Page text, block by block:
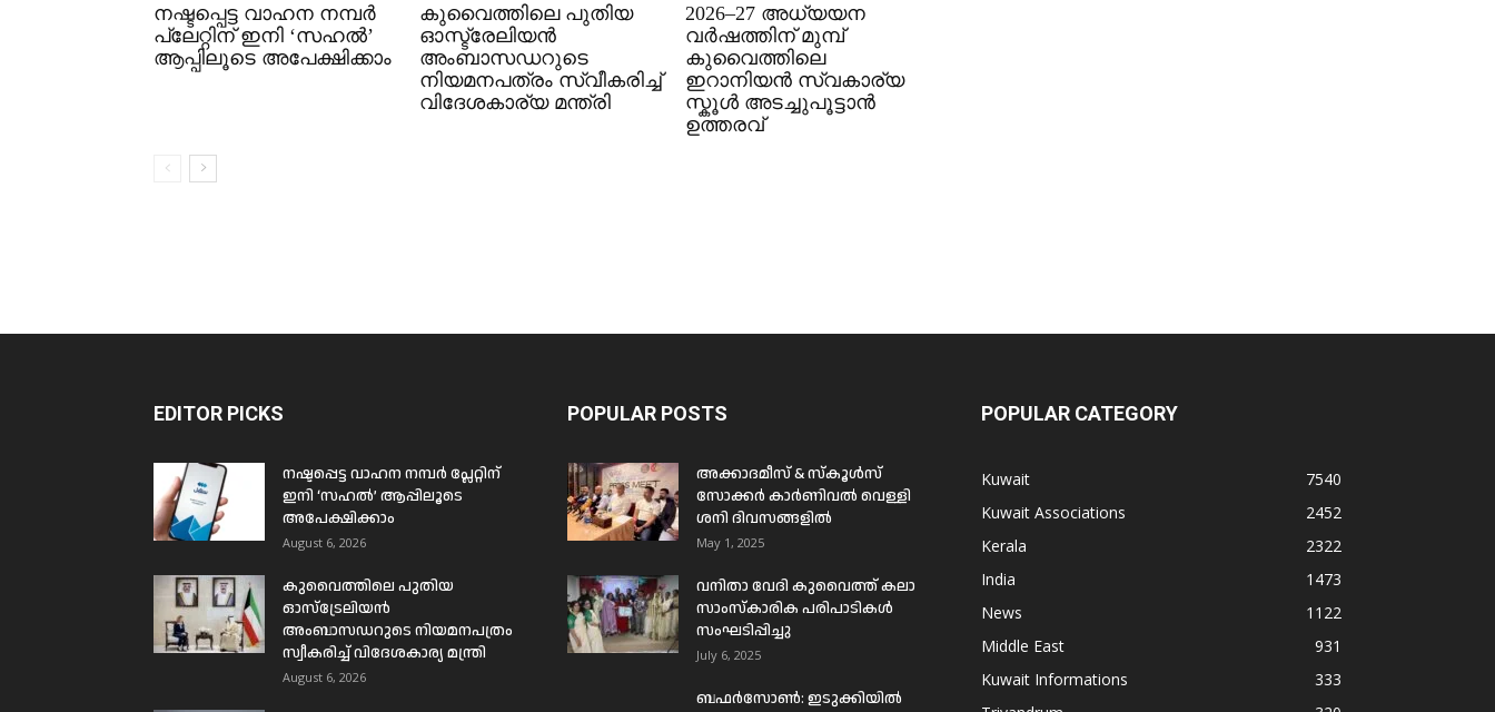
നഷ്ടപ്പെട്ട വാഹന നമ്പർ
പ്ലേറ്റിന് ഇനി ‘സഹൽ’
ആപ്പിലൂടെ അപേക്ഷിക്കാം
കുവൈത്തിലെ പുതിയ
ഓസ്ട്രേലിയൻ
അംബാസഡറുടെ
നിയമനപത്രം സ്വീകരിച്ച്
വിദേശകാര്യ മന്ത്രി
2026–27 അധ്യയന
വർഷത്തിന് മുമ്പ്
കുവൈത്തിലെ
ഇറാനിയൻ സ്വകാര്യ
സ്കൂൾ അടച്ചുപൂട്ടാൻ
ഉത്തരവ്
EDITOR PICKS
നഷ്ടപ്പെട്ട വാഹന നമ്പർ പ്ലേറ്റിന്
ഇനി ‘സഹൽ’ ആപ്പിലൂടെ
അപേക്ഷിക്കാം
August 6, 2026
കുവൈത്തിലെ പുതിയ
ഓസ്ട്രേലിയൻ
അംബാസഡറുടെ നിയമനപത്രം
സ്വീകരിച്ച് വിദേശകാര്യ മന്ത്രി
August 6, 2026
POPULAR POSTS
അക്കാദമീസ് & സ്കൂൾസ്
സോക്കർ കാർണിവൽ വെള്ളി
ശനി ദിവസങ്ങളിൽ
May 1, 2025
വനിതാ വേദി കുവൈത്ത് കലാ
സാംസ്കാരിക പരിപാടികൾ
സംഘടിപ്പിച്ചു
July 6, 2025
ബഫര്‍സോണ്‍: ഇടുക്കിയില്‍
POPULAR CATEGORY
Kuwait
7540
Kuwait Associations
2452
Kerala
2322
India
1473
News
1122
Middle East
931
Kuwait Informations
333